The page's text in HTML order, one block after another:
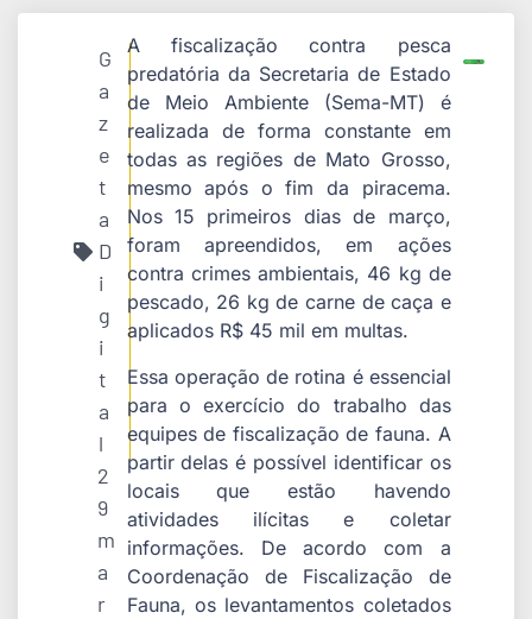
G
a
z
e
t
a
D
i
g
i
t
a
l
2
9
m
a
r
A fiscalização contra pesca
predatória da Secretaria de Estado
de Meio Ambiente (Sema-MT) é
realizada de forma constante em
todas as regiões de Mato Grosso,
mesmo após o fim da piracema.
Nos 15 primeiros dias de março,
foram apreendidos, em ações
contra crimes ambientais, 46 kg de
pescado, 26 kg de carne de caça e
aplicados R$ 45 mil em multas.
Essa operação de rotina é essencial
para o exercício do trabalho das
equipes de fiscalização de fauna. A
partir delas é possível identificar os
locais que estão havendo
atividades ilícitas e coletar
informações. De acordo com a
Coordenação de Fiscalização de
Fauna, os levantamentos coletados